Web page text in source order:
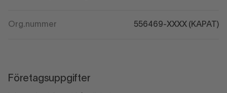
Org.nummer 556469-XXXX (KAPAT)
Företagsuppgifter